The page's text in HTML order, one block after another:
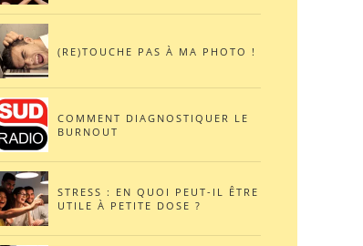
(RE)TOUCHE PAS À MA PHOTO !
COMMENT DIAGNOSTIQUER LE
BURNOUT
STRESS : EN QUOI PEUT-IL ÊTRE
UTILE À PETITE DOSE ?